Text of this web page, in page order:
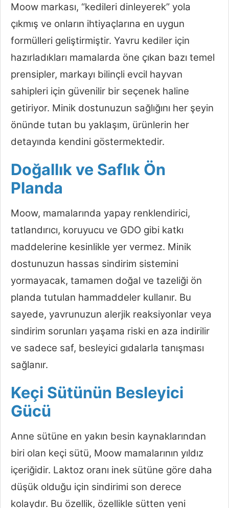
Moow markası, “kedileri dinleyerek” yola
çıkmış ve onların ihtiyaçlarına en uygun
formülleri geliştirmiştir. Yavru kediler için
hazırladıkları mamalarda öne çıkan bazı temel
prensipler, markayı bilinçli evcil hayvan
sahipleri için güvenilir bir seçenek haline
getiriyor. Minik dostunuzun sağlığını her şeyin
önünde tutan bu yaklaşım, ürünlerin her
detayında kendini göstermektedir.
Doğallık ve Saflık Ön
Planda
Moow, mamalarında yapay renklendirici,
tatlandırıcı, koruyucu ve GDO gibi katkı
maddelerine kesinlikle yer vermez. Minik
dostunuzun hassas sindirim sistemini
yormayacak, tamamen doğal ve tazeliği ön
planda tutulan hammaddeler kullanır. Bu
sayede, yavrunuzun alerjik reaksiyonlar veya
sindirim sorunları yaşama riski en aza indirilir
ve sadece saf, besleyici gıdalarla tanışması
sağlanır.
Keçi Sütünün Besleyici
Gücü
Anne sütüne en yakın besin kaynaklarından
biri olan keçi sütü, Moow mamalarının yıldız
içeriğidir. Laktoz oranı inek sütüne göre daha
düşük olduğu için sindirimi son derece
kolaydır. Bu özellik, özellikle sütten yeni